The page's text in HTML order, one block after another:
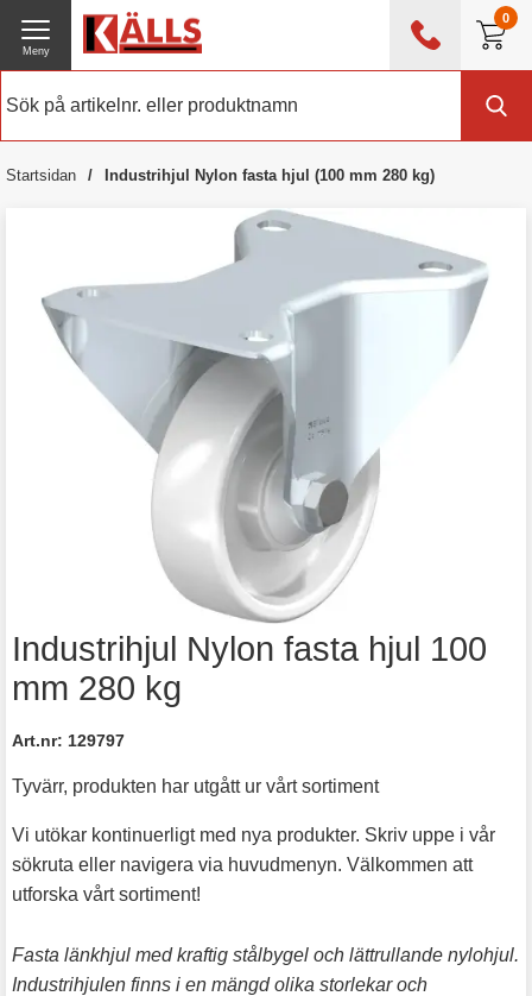
0
0476 - 214 80
Meny
Startsidan Industrihjul Nylon fasta hjul (100 mm 280 kg)
Industrihjul Nylon fasta hjul 100
mm 280 kg
Art.nr: 129797
Tyvärr, produkten har utgått ur vårt sortiment
Vi utökar kontinuerligt med nya produkter. Skriv uppe i vår
sökruta eller navigera via huvudmenyn. Välkommen att
utforska vårt sortiment!
Fasta länkhjul med kraftig stålbygel och lättrullande nylohjul.
Industrihjulen finns i en mängd olika storlekar och